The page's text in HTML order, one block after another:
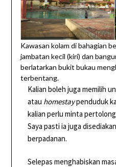
Kawasan kolam di bahagian
jambatan kecil (kiri) dan
berlatarkan bukit bukau
terbentang.
Kalian boleh juga memilih
atau homestaypenduduk
kalian perlu minta
Saya pasti ia juga
berpadanan.
Selepas menghabiskan